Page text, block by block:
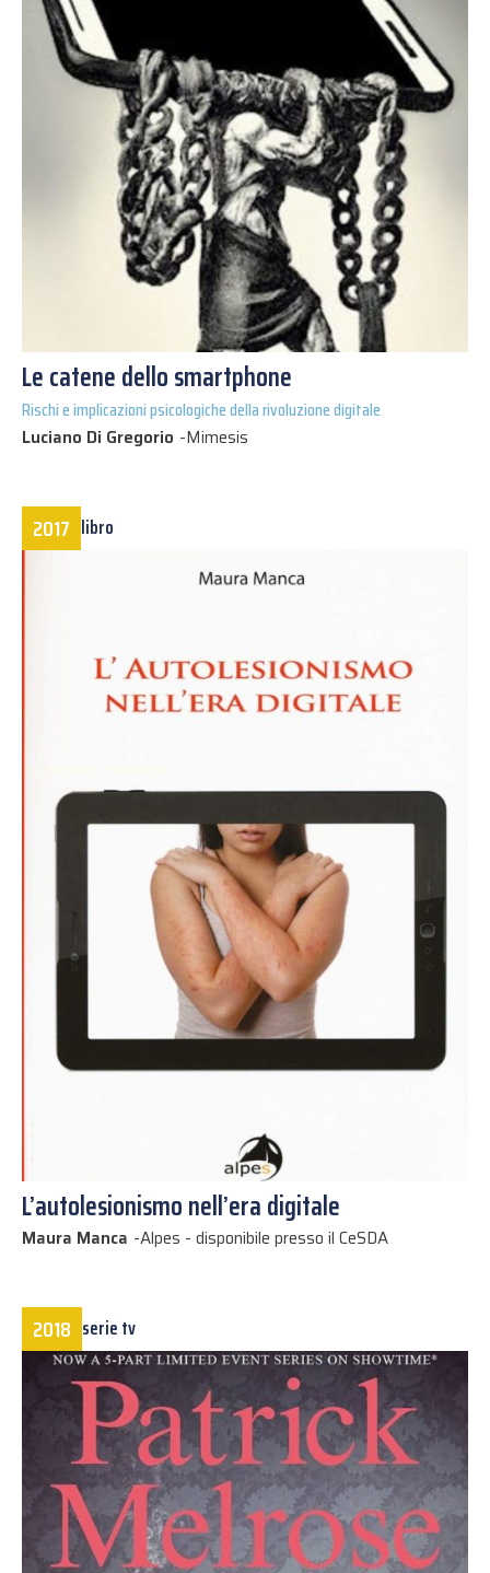
Le catene dello smartphone
Rischi e implicazioni psicologiche della rivoluzione digitale
Luciano Di Gregorio -Mimesis
2017 libro
L’autolesionismo nell’era digitale
Maura Manca -Alpes - disponibile presso il CeSDA
2018 serie tv